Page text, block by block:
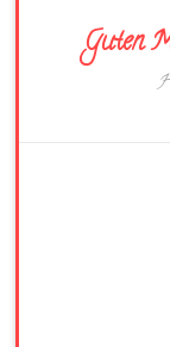
Guten